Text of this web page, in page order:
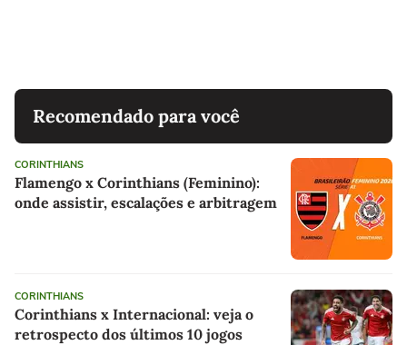
Recomendado para você
CORINTHIANS
Flamengo x Corinthians (Feminino):
onde assistir, escalações e arbitragem
CORINTHIANS
Corinthians x Internacional: veja o
retrospecto dos últimos 10 jogos